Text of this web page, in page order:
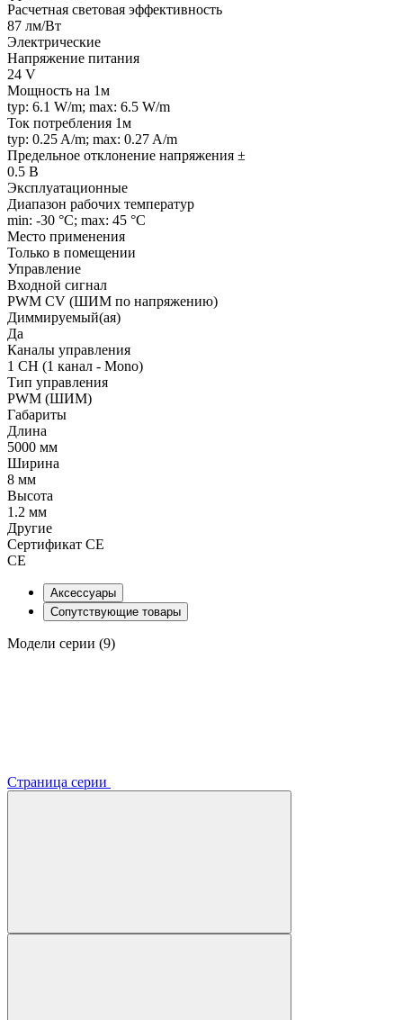
Расчетная световая эффективность
87 лм/Вт
Электрические
Напряжение питания
24 V
Мощность на 1м
typ: 6.1 W/m; max: 6.5 W/m
Ток потребления 1м
typ: 0.25 A/m; max: 0.27 A/m
Предельное отклонение напряжения ±
0.5 В
Эксплуатационные
Диапазон рабочих температур
min: -30 °C; max: 45 °C
Место применения
Только в помещении
Управление
Входной сигнал
PWM СV (ШИМ по напряжению)
Диммируемый(ая)
Да
Каналы управления
1 CH (1 канал - Mono)
Тип управления
PWM (ШИМ)
Габариты
Длина
5000 мм
Ширина
8 мм
Высота
1.2 мм
Другие
Сертификат CE
CE
Аксессуары
Сопутствующие товары
Модели серии (9)
Страница серии